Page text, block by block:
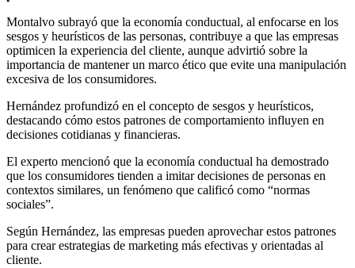
Montalvo subrayó que la economía conductual, al enfocarse en los
sesgos y heurísticos de las personas, contribuye a que las empresas
optimicen la experiencia del cliente, aunque advirtió sobre la
importancia de mantener un marco ético que evite una manipulación
excesiva de los consumidores.
Hernández profundizó en el concepto de sesgos y heurísticos,
destacando cómo estos patrones de comportamiento influyen en
decisiones cotidianas y financieras.
El experto mencionó que la economía conductual ha demostrado
que los consumidores tienden a imitar decisiones de personas en
contextos similares, un fenómeno que calificó como “normas
sociales”.
Según Hernández, las empresas pueden aprovechar estos patrones
para crear estrategias de marketing más efectivas y orientadas al
cliente.